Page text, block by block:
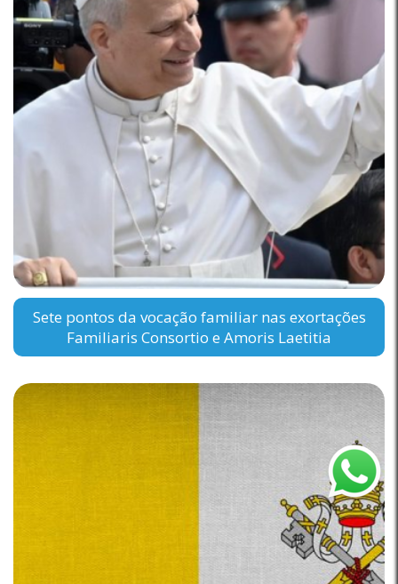
Sete pontos da vocação familiar nas exortações
Familiaris Consortio e Amoris Laetitia